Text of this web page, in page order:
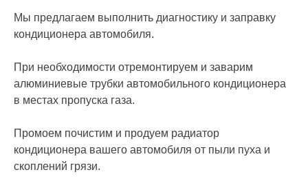
Мы предлагаем выполнить диагностику и заправку
кондиционера автомобиля.
При необходимости отремонтируем и заварим
алюминиевые трубки автомобильного кондиционера
в местах пропуска газа.
Промоем почистим и продуем радиатор
кондиционера вашего автомобиля от пыли пуха и
скоплений грязи.